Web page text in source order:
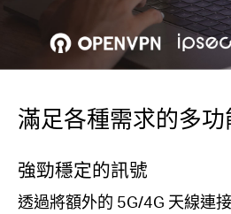
滿足各種需求的多功
強勁穩定的訊號
透過將額外的 5G/4G 天線連